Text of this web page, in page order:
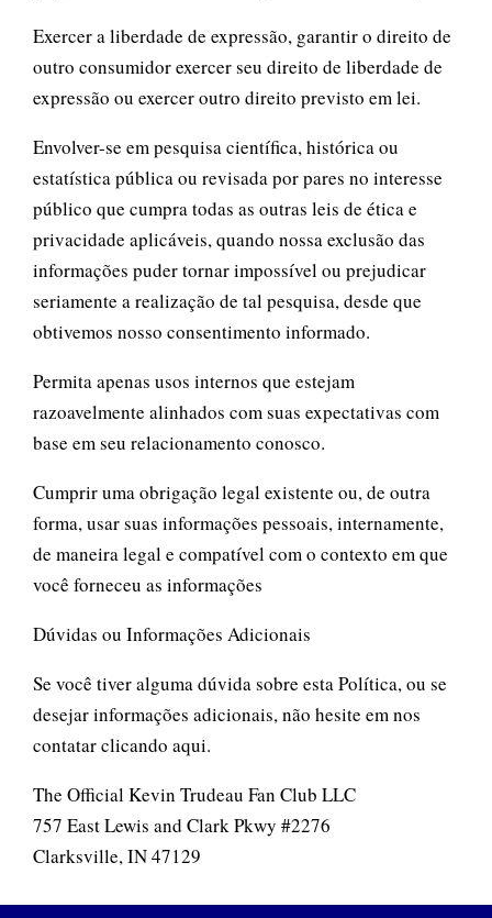
Exercer a liberdade de expressão, garantir o direito de
outro consumidor exercer seu direito de liberdade de
expressão ou exercer outro direito previsto em lei.
Envolver-se em pesquisa científica, histórica ou
estatística pública ou revisada por pares no interesse
público que cumpra todas as outras leis de ética e
privacidade aplicáveis, quando nossa exclusão das
informações puder tornar impossível ou prejudicar
seriamente a realização de tal pesquisa, desde que
obtivemos nosso consentimento informado.
Permita apenas usos internos que estejam
razoavelmente alinhados com suas expectativas com
base em seu relacionamento conosco.
Cumprir uma obrigação legal existente ou, de outra
forma, usar suas informações pessoais, internamente,
de maneira legal e compatível com o contexto em que
você forneceu as informações
Dúvidas ou Informações Adicionais
Se você tiver alguma dúvida sobre esta Política, ou se
desejar informações adicionais, não hesite em nos
contatar clicando aqui.
The Official Kevin Trudeau Fan Club LLC
757 East Lewis and Clark Pkwy #2276
Clarksville, IN 47129